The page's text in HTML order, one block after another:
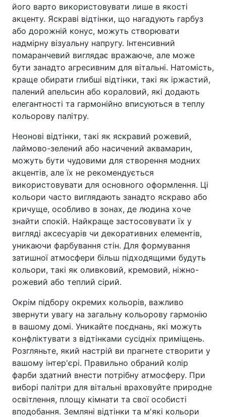
його варто використовувати лише в якості
акценту. Яскраві відтінки, що нагадують гарбуз
або дорожній конус, можуть створювати
надмірну візуальну напругу. Інтенсивний
помаранчевий виглядає вражаюче, але може
бути занадто агресивним для вітальні. Натомість,
краще обирати глибші відтінки, такі як іржастий,
палений апельсин або кораловий, які додають
елегантності та гармонійно вписуються в теплу
кольорову палітру.
Неонові відтінки, такі як яскравий рожевий,
лаймово-зелений або насичений аквамарин,
можуть бути чудовими для створення модних
акцентів, але їх не рекомендується
використовувати для основного оформлення. Ці
кольори часто виглядають занадто яскраво або
кричуще, особливо в зонах, де людина хоче
знайти спокій. Найкраще застосовувати їх у
вигляді аксесуарів чи декоративних елементів,
уникаючи фарбування стін. Для формування
затишної атмосфери більш підходящими будуть
кольори, такі як оливковий, кремовий, ніжно-
рожевий або теплий сірий.
Окрім підбору окремих кольорів, важливо
звернути увагу на загальну кольорову гармонію
в вашому домі. Уникайте поєднань, які можуть
конфліктувати з відтінками сусідніх приміщень.
Розгляньте, який настрій ви прагнете створити у
вашому інтер'єрі. Правильно обраний колір
фарби здатний внести потрібну атмосферу. При
виборі палітри для вітальні враховуйте природне
освітлення, площу кімнати та свої особисті
вподобання. Земляні відтінки та м'які кольори